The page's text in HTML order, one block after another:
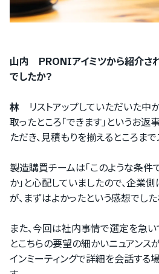
山内 PRONIアイミツから紹介さ
でしたか？
林 リストアップしていただいた中
取ったところ「できます」というお
ただき、見積もりを揃えるところま
製造購買チームは「このような条件
か」と心配していましたので、企業
が、まずはよかったという感想でした
また、今回は社内事情で選定を急い
とこちらの要望の細かいニュアンス
インミーティングで詳細を会話する